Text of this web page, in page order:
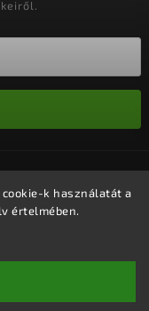
k használatát a
értelmében.